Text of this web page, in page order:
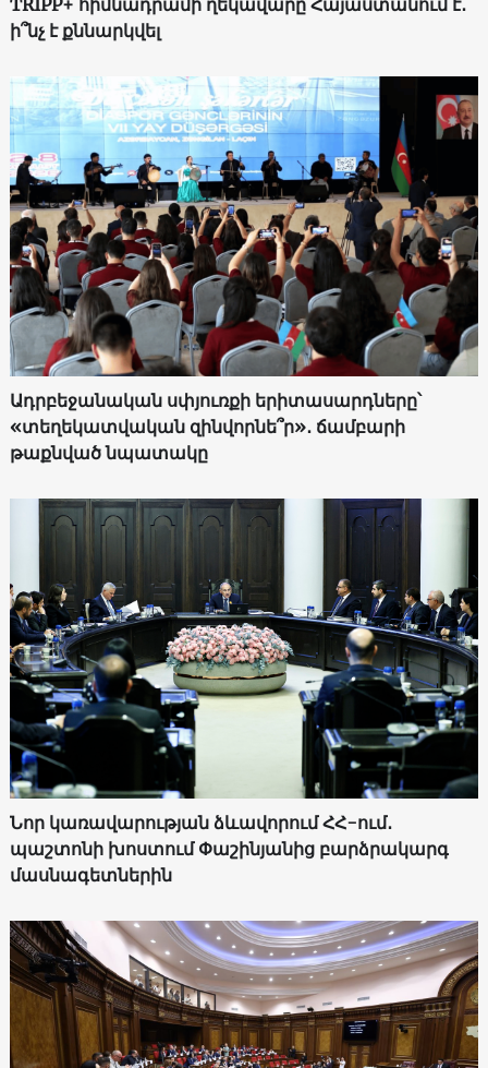
TRIPP+ հիմնադրամի ղեկավարը Հայաստանում է․
ի՞նչ է քննարկվել
Ադրբեջանական սփյուռքի երիտասարդները՝
«տեղեկատվական զինվորնե՞ր»․ ճամբարի
թաքնված նպատակը
Նոր կառավարության ձևավորում ՀՀ-ում․
պաշտոնի խոստում Փաշինյանից բարձրակարգ
մասնագետներին